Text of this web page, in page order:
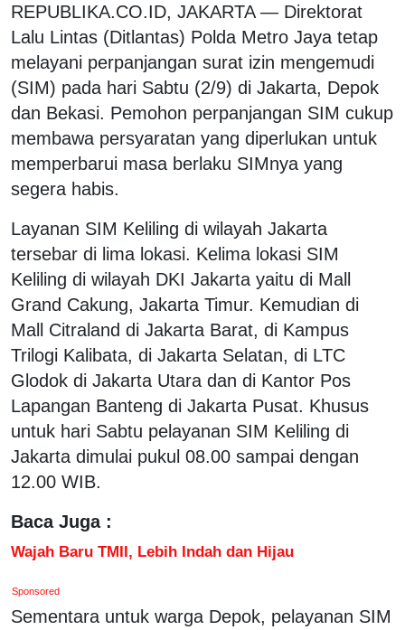
REPUBLIKA.CO.ID, JAKARTA — Direktorat
Lalu Lintas (Ditlantas) Polda Metro Jaya tetap
melayani perpanjangan surat izin mengemudi
(SIM) pada hari Sabtu (2/9) di Jakarta, Depok
dan Bekasi. Pemohon perpanjangan SIM cukup
membawa persyaratan yang diperlukan untuk
memperbarui masa berlaku SIMnya yang
segera habis.
Layanan SIM Keliling di wilayah Jakarta
tersebar di lima lokasi. Kelima lokasi SIM
Keliling di wilayah DKI Jakarta yaitu di Mall
Grand Cakung, Jakarta Timur. Kemudian di
Mall Citraland di Jakarta Barat, di Kampus
Trilogi Kalibata, di Jakarta Selatan, di LTC
Glodok di Jakarta Utara dan di Kantor Pos
Lapangan Banteng di Jakarta Pusat. Khusus
untuk hari Sabtu pelayanan SIM Keliling di
Jakarta dimulai pukul 08.00 sampai dengan
12.00 WIB.
Baca Juga :
Wajah Baru TMII, Lebih Indah dan Hijau
Sponsored
Sementara untuk warga Depok, pelayanan SIM